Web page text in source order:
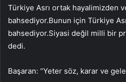
Türkiye Asrı ortak hayalimizden
bahsediyor.Bunun için Türkiye
bahsediyor.Siyasi değil milli bir
dedi.
Başaran: “Yeter söz, karar ve